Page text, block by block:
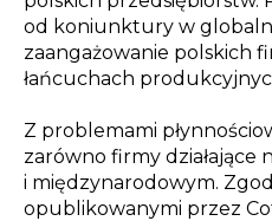
od koniunktury w
zaangażowanie polskich
łańcuchach
Z problemami
zarówno firmy działające
i międzynarodowym.
opublikowanymi przez